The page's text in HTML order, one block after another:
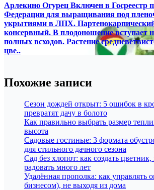
Арлекино Огурец Включен в Госреестр
Федерации для выращивания под
укрытиями в ЛПХ.
консервный. В плодоношение вступает
полных всходов. Растение
цве..
Похожие записи
Сезон дождей открыт: 5 ошибок в
превратят дачу в болото
Как правильно выбрать размер
высота
Садовые гостиные: 3 формата
для стильного дачного сезона
Сад без хлопот: как создать
радовать много лет
Удалённая прополка: как управлять
бизнесом), не выходя из дома